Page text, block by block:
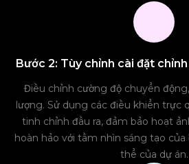
Bước 2: Tùy chỉnh cài đặt
Điều chỉnh cường độ chuyển
lượng. Sử dụng các điều khiển trực
tinh chỉnh đầu ra, đảm bảo hoạt
hoàn hảo với tầm nhìn sáng tạo của
thể của dự án.